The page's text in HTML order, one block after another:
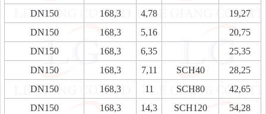
DN150
168,3 4,78
19,27
DN150
168,3 5,16
20,75
DN150
168,3 6,35
25,35
DN150
168,3 7,11 SCH40
28,25
DN150
168,3 11 SCH80
42,65
DN150
168,3 14,3 SCH120
54,28